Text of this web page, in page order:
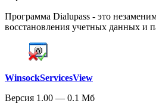
Программа Dialupass - это
восстановления учетных данных и
WinsockServicesView
Версия 1.00 — 0.1 Мб